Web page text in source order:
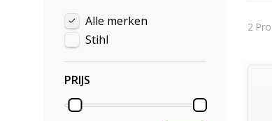
Alle merken
Stihl
PRIJS
2